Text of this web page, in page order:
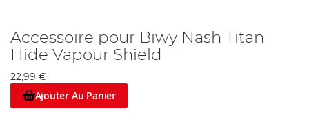
Accessoire pour Biwy Nash Titan
Hide Vapour Shield
22,99 €
Ajouter Au Panier